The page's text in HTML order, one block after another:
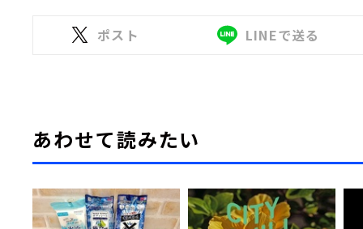
ポスト LINEで送る
あわせて読みたい